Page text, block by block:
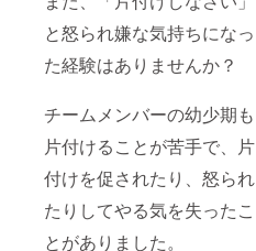
と怒られ嫌な気持ちになっ
た経験はありませんか？
チームメンバーの幼少期も
片付けることが苦手で、片
付けを促されたり、怒られ
たりしてやる気を失ったこ
とがありました。